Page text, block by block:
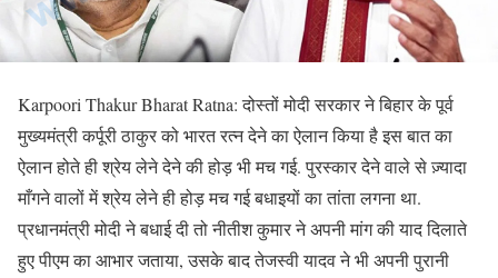
Karpoori Thakur Bharat Ratna: दोस्तों मोदी सरकार ने बिहार के पूर्व
मुख्यमंत्री कर्पूरी ठाकुर को भारत रत्न देने का ऐलान किया है इस बात का
ऐलान होते ही श्रेय लेने देने की होड़ भी मच गई. पुरस्कार देने वाले से ज़्यादा
माँगने वालों में श्रेय लेने ही होड़ मच गई बधाइयों का तांता लगना था.
प्रधानमंत्री मोदी ने बधाई दी तो नीतीश कुमार ने अपनी मांग की याद दिलाते
हुए पीएम का आभार जताया, उसके बाद तेजस्वी यादव ने भी अपनी पुरानी